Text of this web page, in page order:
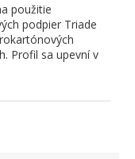
použitie
podpier Triade
Profil sa upevní v